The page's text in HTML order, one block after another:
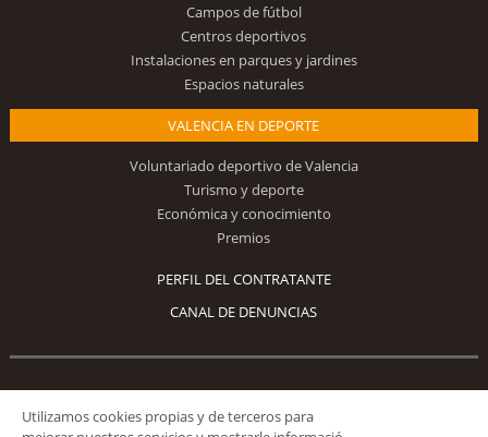
Campos de fútbol
Centros deportivos
Instalaciones en parques y jardines
Espacios naturales
VALENCIA EN DEPORTE
Voluntariado deportivo de Valencia
Turismo y deporte
Económica y conocimiento
Premios
PERFIL DEL CONTRATANTE
CANAL DE DENUNCIAS
Síguenos
Utilizamos cookies propias y de terceros para